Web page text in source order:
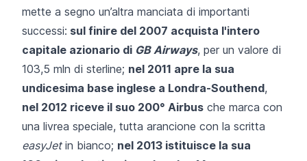
mette a segno un’altra manciata di importanti
successi: sul finire del 2007 acquista l'intero
capitale azionario di GB Airways, per un valore di
103,5 mln di sterline; nel 2011 apre la sua
undicesima base inglese a Londra-Southend,
nel 2012 riceve il suo 200° Airbus che marca con
una livrea speciale, tutta arancione con la scritta
easyJetin bianco; nel 2013 istituisce la sua